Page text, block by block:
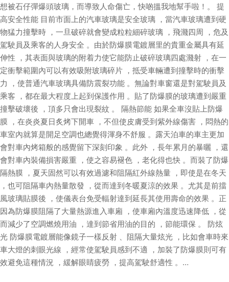
想被石仔彈爆頭玻璃，而導致人命傷亡，快啲搵我地幫手啦！。 提
高安全性能 目前市面上的汽車玻璃是安全玻璃 ，當汽車玻璃遭到硬
物猛力撞擊時 ，一旦破碎就會變成粒粒細碎玻璃 ，飛濺四周 ，危及
駕駛員及乘客的人身安全 。由於防爆膜電鍍層里的貴重金屬具有延
伸性 ，其表面與玻璃的附着力使它能防止破碎玻璃四處濺射 ，在一
定衝擊範圍內可以有效吸附玻璃碎片 ，抵受車輛遭到撞擊時的衝擊
力 ，使普通汽車玻璃具備防震裂功能 。無論對車窗還是對駕駛員及
乘客 ，都在最大程度上起到保護作用 。貼了防爆膜的玻璃遭到嚴重
撞擊破壞後 ，頂多只會出現裂紋 。 隔熱節能 如果全車沒貼上防爆
膜 ，在炎炎夏日炙烤下開車 ，不但使皮膚受到紫外線傷害 ，悶熱的
車室內就算是開足空調也總覺得渾身不舒服 。露天泊車的車主更加
會對車內烤箱般的感覺留下深刻印象 。此外 ，長年累月的暴曬 ，還
會對車內裝備損害嚴重 ，使之容易褪色 ，老化得也快 。而裝了防爆
隔熱膜 ，夏天固然可以有效過濾和阻隔紅外線熱量 ，即使是在冬天
，也可阻隔車內熱量散發 ，從而達到冬暖夏涼的效果 。尤其是前擋
風玻璃貼膜後 ，使儀表台免受輻射達到延長其使用壽命的效果 。正
因為防爆膜阻隔了大量熱源進入車廂 ，使車廂內溫度迅速降低 ，從
而減少了空調燃燒用油 ，達到節省用油的目的 ，節能環保 。 防炫
光 防爆膜電鍍層能像鏡子一樣反射 、阻隔大量炫光 ，比如會車時來
車大燈的刺眼光線 ，經常使駕駛員感到不適 ，加裝了防爆膜則可有
效避免這種情況 ，緩解眼睛疲勞 ，提高駕駛舒適性 。…